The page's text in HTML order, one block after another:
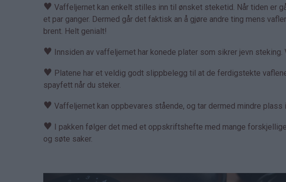
♥ Vaffeljernet kan enkelt stilles inn til ønsket steketid. Når tiden er
et par ganger. Dermed går det faktisk an å gjøre andre ting mens
brent. Helt genialt!
♥ Innsiden av vaffeljernet har konede plater som sikrer jevn steking.
♥ Platene har et veldig godt slippbelegg til at de ferdigstekte
spayfett når du steker.
♥ Vaffeljernet kan oppbevares stående, og tar dermed mindre plass
♥ I pakken følger det med et oppskriftshefte med mange
og søte saker.